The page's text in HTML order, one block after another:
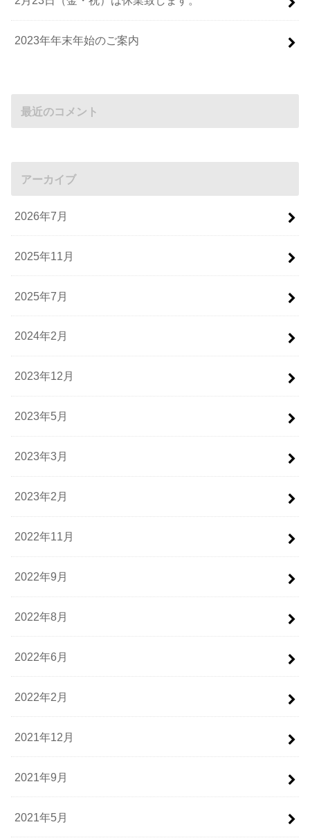
2023年年末年始のご案内
最近のコメント
アーカイブ
2026年7月
2025年11月
2025年7月
2024年2月
2023年12月
2023年5月
2023年3月
2023年2月
2022年11月
2022年9月
2022年8月
2022年6月
2022年2月
2021年12月
2021年9月
2021年5月